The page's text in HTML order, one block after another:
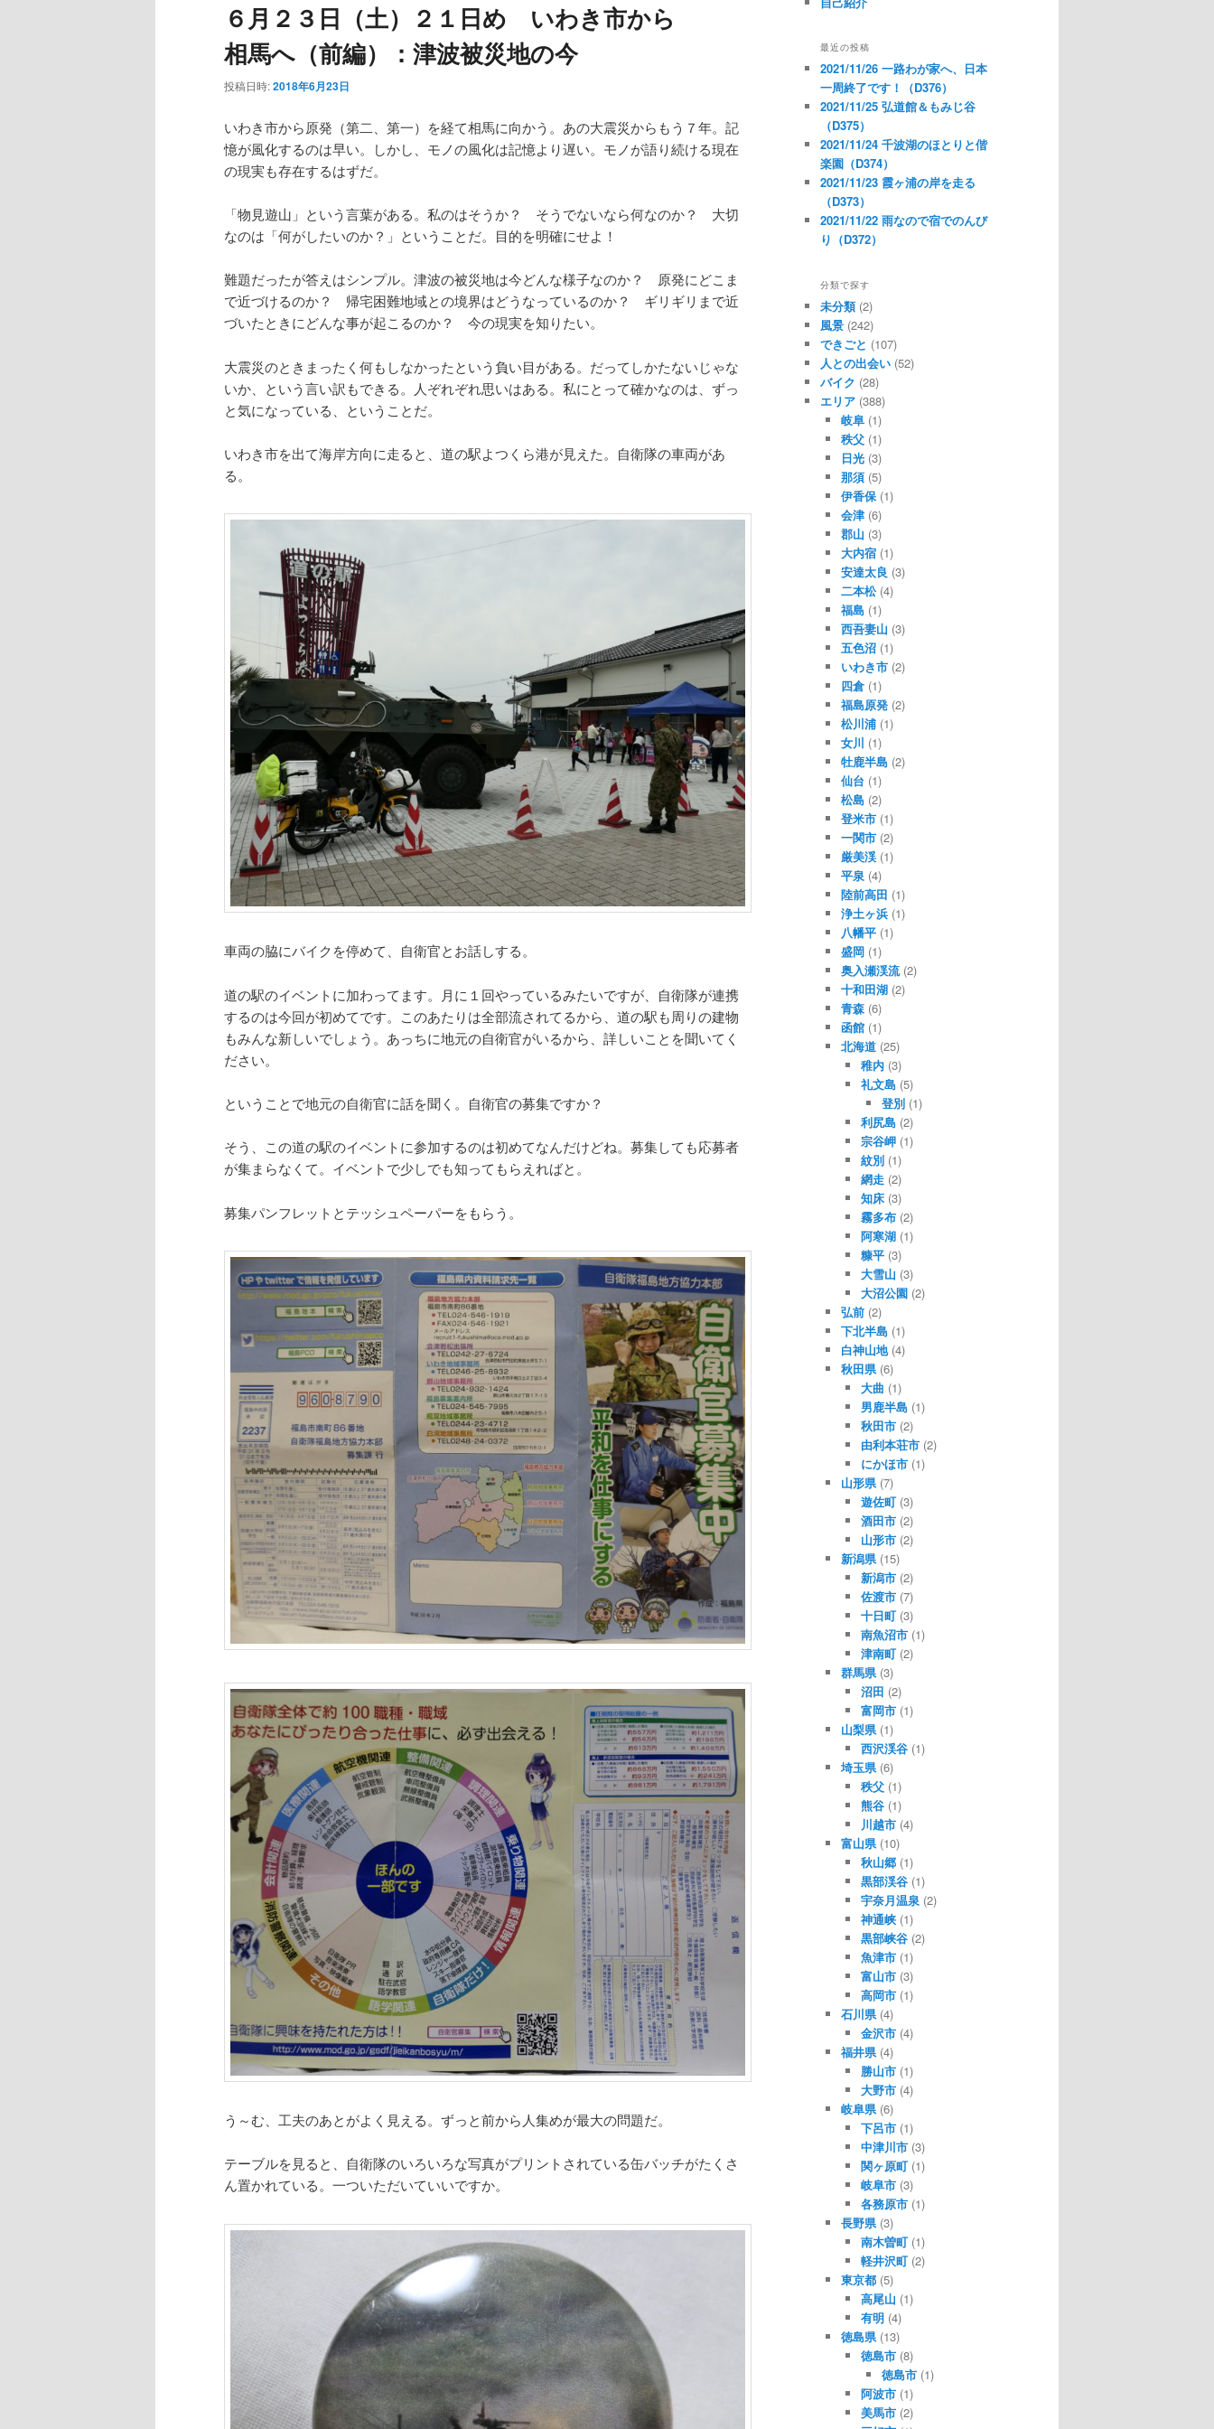
６月２３日（土）２１日め いわき市から
相馬へ（前編）：津波被災地の今
投稿日時:2018年6月23日
いわき市から原発（第二、第一）を経て相馬に向かう。あの大震災からもう７年。記
憶が風化するのは早い。しかし、モノの風化は記憶より遅い。モノが語り続ける現在
の現実も存在するはずだ。
「物見遊山」という言葉がある。私のはそうか？ そうでないなら何なのか？ 大切
なのは「何がしたいのか？」ということだ。目的を明確にせよ！
難題だったが答えはシンプル。津波の被災地は今どんな様子なのか？ 原発にどこま
で近づけるのか？ 帰宅困難地域との境界はどうなっているのか？ ギリギリまで近
づいたときにどんな事が起こるのか？ 今の現実を知りたい。
大震災のときまったく何もしなかったという負い目がある。だってしかたないじゃな
いか、という言い訳もできる。人ぞれぞれ思いはある。私にとって確かなのは、ずっ
と気になっている、ということだ。
いわき市を出て海岸方向に走ると、道の駅よつくら港が見えた。自衛隊の車両があ
る。
車両の脇にバイクを停めて、自衛官とお話しする。
道の駅のイベントに加わってます。月に１回やっているみたいですが、自衛隊が連携
するのは今回が初めてです。このあたりは全部流されてるから、道の駅も周りの建物
もみんな新しいでしょう。あっちに地元の自衛官がいるから、詳しいことを聞いてく
ださい。
ということで地元の自衛官に話を聞く。自衛官の募集ですか？
そう、この道の駅のイベントに参加するのは初めてなんだけどね。募集しても応募者
が集まらなくて。イベントで少しでも知ってもらえればと。
募集パンフレットとテッシュペーパーをもらう。
う～む、工夫のあとがよく見える。ずっと前から人集めが最大の問題だ。
テーブルを見ると、自衛隊のいろいろな写真がプリントされている缶バッチがたくさ
ん置かれている。一ついただいていいですか。
最近の投稿
2021/11/26 一路わが家へ、日本
一周終了です！（D376）
2021/11/25 弘道館＆もみじ谷
（D375）
2021/11/24 千波湖のほとりと偕
楽園（D374）
2021/11/23 霞ヶ浦の岸を走る
（D373）
2021/11/22 雨なので宿でのんび
り（D372）
分類で探す
未分類(2)
風景 (242)
できごと (107)
人との出会い (52)
バイク (28)
エリア (388)
岐阜(1)
秩父(1)
日光(3)
那須(5)
伊香保(1)
会津(6)
郡山 (3)
大内宿(1)
安達太良 (3)
二本松(4)
福島(1)
西吾妻山 (3)
五色沼(1)
いわき市(2)
四倉(1)
福島原発(2)
松川浦(1)
女川 (1)
牡鹿半島(2)
仙台 (1)
松島(2)
登米市(1)
一関市(2)
厳美渓(1)
平泉 (4)
陸前高田 (1)
浄土ヶ浜(1)
八幡平(1)
盛岡(1)
奥入瀬渓流(2)
十和田湖(2)
青森(6)
函館(1)
北海道(25)
稚内 (3)
礼文島 (5)
登別(1)
利尻島 (2)
宗谷岬 (1)
紋別 (1)
網走 (2)
知床 (3)
霧多布 (2)
阿寒湖 (1)
糠平 (3)
大雪山 (3)
大沼公園 (2)
弘前(2)
下北半島(1)
白神山地(4)
秋田県(6)
大曲 (1)
男鹿半島 (1)
秋田市 (2)
由利本荘市 (2)
にかほ市 (1)
山形県(7)
遊佐町 (3)
酒田市 (2)
山形市 (2)
新潟県(15)
新潟市 (2)
佐渡市 (7)
十日町 (3)
南魚沼市 (1)
津南町 (2)
群馬県(3)
沼田 (2)
富岡市 (1)
山梨県(1)
西沢渓谷 (1)
埼玉県(6)
秩父 (1)
熊谷 (1)
川越市 (4)
富山県(10)
秋山郷 (1)
黒部渓谷 (1)
宇奈月温泉 (2)
神通峡 (1)
黒部峡谷 (2)
魚津市 (1)
富山市 (3)
高岡市 (1)
石川県(4)
金沢市 (4)
福井県(4)
勝山市 (1)
大野市 (4)
岐阜県(6)
下呂市 (1)
中津川市 (3)
関ヶ原町 (1)
岐阜市 (3)
各務原市 (1)
長野県(3)
南木曽町 (1)
軽井沢町 (2)
東京都(5)
高尾山 (1)
有明 (4)
徳島県(13)
徳島市 (8)
徳島市(1)
阿波市 (1)
美馬市 (2)